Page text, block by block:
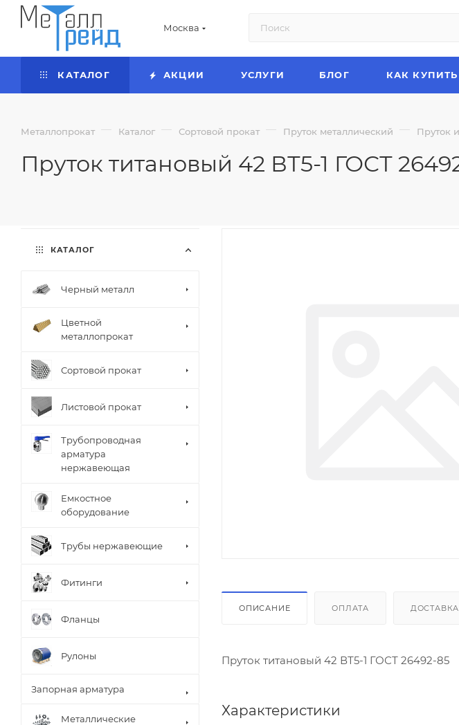
Москва
КАТАЛОГ АКЦИИ УСЛУГИ БЛОГ КАК КУПИТЬ
Металлопрокат — Каталог — Сортовой прокат — Пруток металлический — Пруток
Пруток титановый 42 ВТ5-1 ГОСТ
ОПИСАНИЕ ОПЛАТА ДОСТАВКА
Пруток титановый 42 ВТ5-1 ГОСТ 26492-85
Характеристики
КАТАЛОГ
Черный металл
Цветной
металлопрокат
Сортовой прокат
Листовой прокат
Трубопроводная
арматура
нержавеющая
Емкостное
оборудование
Трубы нержавеющие
Фитинги
Фланцы
Рулоны
Запорная арматура
Металлические